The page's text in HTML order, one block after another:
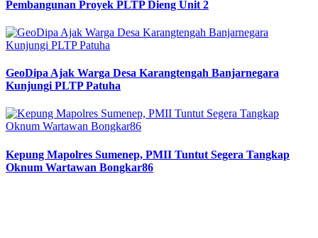
Pembangunan Proyek PLTP Dieng Unit 2
GeoDipa Ajak Warga Desa Karangtengah Banjarnegara
Kunjungi PLTP Patuha
Kepung Mapolres Sumenep, PMII Tuntut Segera Tangkap
Oknum Wartawan Bongkar86